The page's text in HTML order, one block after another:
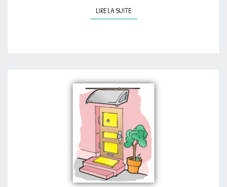
LIRE LA SUITELIRE LA SUITE